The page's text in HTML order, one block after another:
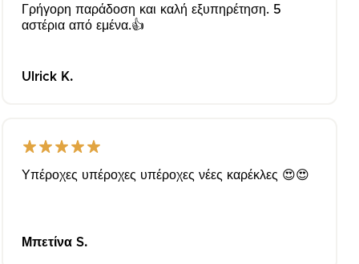
Γρήγορη παράδοση και καλή εξυπηρέτηση. 5
αστέρια από εμένα.👍
Ulrick K.
Υπέροχες υπέροχες υπέροχες νέες καρέκλες 😍😍
Μπετίνα S.